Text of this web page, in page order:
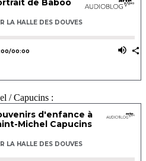
/ Capucins :